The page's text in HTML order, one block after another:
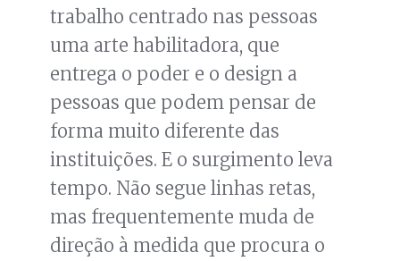
trabalho centrado nas pessoas
uma arte habilitadora, que
entrega o poder e o design a
pessoas que podem pensar de
forma muito diferente das
instituições. E o surgimento leva
tempo. Não segue linhas retas,
mas frequentemente muda de
direção à medida que procura o